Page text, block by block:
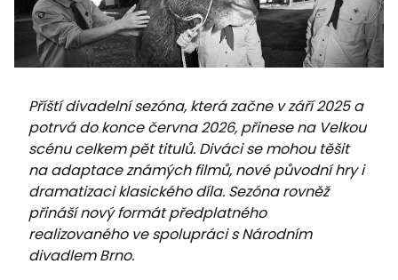
Příští divadelní sezóna, která začne v září 2025 a
potrvá do konce června 2026, přinese na Velkou
scénu celkem pět titulů. Diváci se mohou těšit
na adaptace známých filmů, nové původní hry i
dramatizaci klasického díla. Sezóna rovněž
přináší nový formát předplatného
realizovaného ve spolupráci s Národním
divadlem Brno.